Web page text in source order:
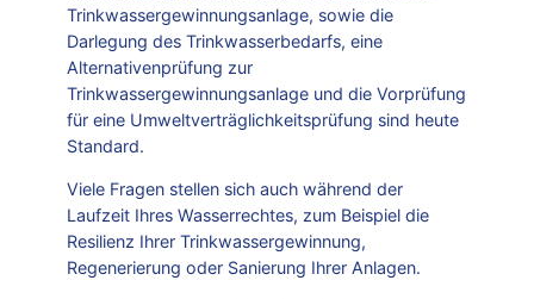
Trinkwassergewinnungsanlage, sowie die
Darlegung des Trinkwasserbedarfs, eine
Alternativenprüfung zur
Trinkwassergewinnungsanlage und die Vorprüfung
für eine Umweltverträglichkeitsprüfung sind heute
Standard.
Viele Fragen stellen sich auch während der
Laufzeit Ihres Wasserrechtes, zum Beispiel die
Resilienz Ihrer Trinkwassergewinnung,
Regenerierung oder Sanierung Ihrer Anlagen.